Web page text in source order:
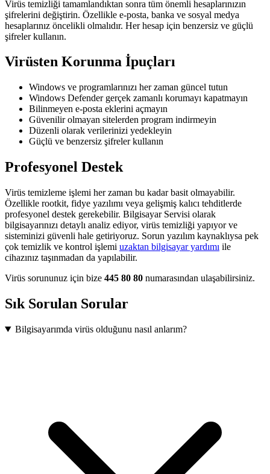
Virüs temizliği tamamlandıktan sonra tüm önemli hesaplarınızın
şifrelerini değiştirin. Özellikle e-posta, banka ve sosyal medya
hesaplarınız öncelikli olmalıdır. Her hesap için benzersiz ve güçlü
şifreler kullanın.
Virüsten Korunma İpuçları
Windows ve programlarınızı her zaman güncel tutun
Windows Defender gerçek zamanlı korumayı kapatmayın
Bilinmeyen e-posta eklerini açmayın
Güvenilir olmayan sitelerden program indirmeyin
Düzenli olarak verilerinizi yedekleyin
Güçlü ve benzersiz şifreler kullanın
Profesyonel Destek
Virüs temizleme işlemi her zaman bu kadar basit olmayabilir.
Özellikle rootkit, fidye yazılımı veya gelişmiş kalıcı tehditlerde
profesyonel destek gerekebilir. Bilgisayar Servisi olarak
bilgisayarınızı detaylı analiz ediyor, virüs temizliği yapıyor ve
sisteminizi güvenli hale getiriyoruz. Sorun yazılım kaynaklıysa pek
çok temizlik ve kontrol işlemi uzaktan bilgisayar yardımı ile
cihazınız taşınmadan da yapılabilir.
Virüs sorununuz için bize 445 80 80 numarasından ulaşabilirsiniz.
Sık Sorulan Sorular
Bilgisayarımda virüs olduğunu nasıl anlarım?